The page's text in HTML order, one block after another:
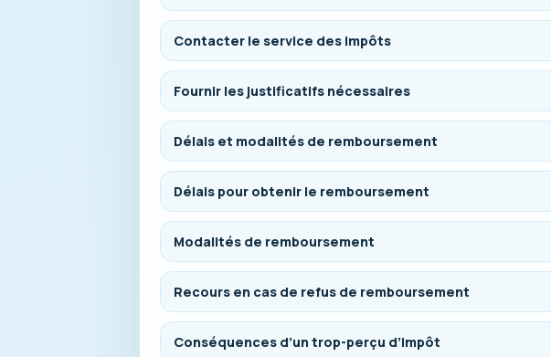
Contacter le service des impôts
Fournir les justificatifs nécessaires
Délais et modalités de remboursement
Délais pour obtenir le remboursement
Modalités de remboursement
Recours en cas de refus de remboursement
Conséquences d’un trop-perçu d’impôt